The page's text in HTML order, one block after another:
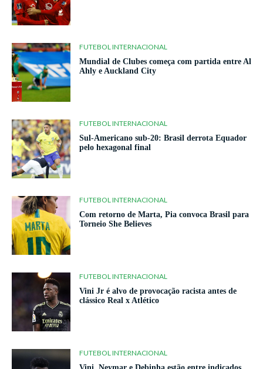
FUTEBOL INTERNACIONAL
Mundial de Clubes começa com partida entre Al
Ahly e Auckland City
FUTEBOL INTERNACIONAL
Sul-Americano sub-20: Brasil derrota Equador
pelo hexagonal final
FUTEBOL INTERNACIONAL
Com retorno de Marta, Pia convoca Brasil para
Torneio She Believes
FUTEBOL INTERNACIONAL
Vini Jr é alvo de provocação racista antes de
clássico Real x Atlético
FUTEBOL INTERNACIONAL